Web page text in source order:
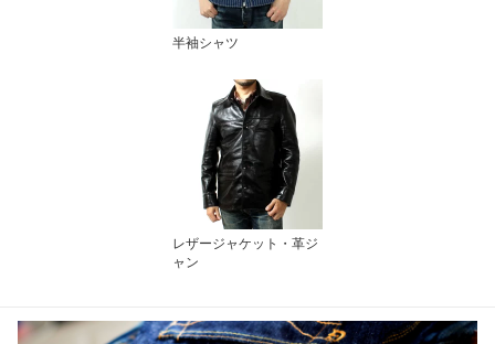
半袖シャツ
レザージャケット・革ジ
ャン